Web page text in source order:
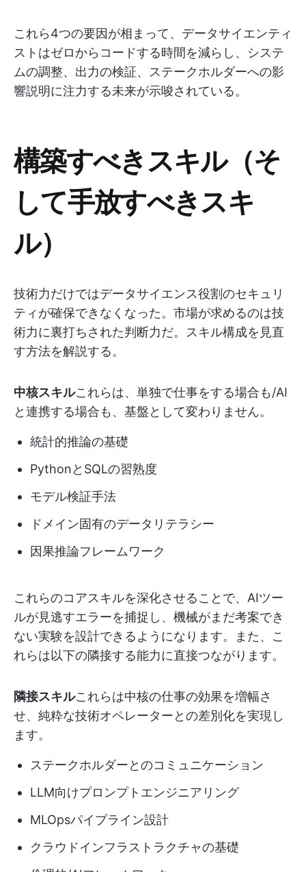
これら4つの要因が相まって、データサイエンティ
ストはゼロからコードする時間を減らし、システ
ムの調整、出力の検証、ステークホルダーへの影
響説明に注力する未来が示唆されている。
構築すべきスキル（そ
して手放すべきスキ
ル）
技術力だけではデータサイエンス役割のセキュリ
ティが確保できなくなった。市場が求めるのは技
術力に裏打ちされた判断力だ。スキル構成を見直
す方法を解説する。
中核スキルこれらは、単独で仕事をする場合も/AI
と連携する場合も、基盤として変わりません。
統計的推論の基礎
PythonとSQLの習熟度
モデル検証手法
ドメイン固有のデータリテラシー
因果推論フレームワーク
これらのコアスキルを深化させることで、AIツー
ルが見逃すエラーを捕捉し、機械がまだ考案でき
ない実験を設計できるようになります。また、こ
れらは以下の隣接する能力に直接つながります。
隣接スキルこれらは中核の仕事の効果を増幅さ
せ、純粋な技術オペレーターとの差別化を実現し
ます。
ステークホルダーとのコミュニケーション
LLM向けプロンプトエンジニアリング
MLOpsパイプライン設計
クラウドインフラストラクチャの基礎